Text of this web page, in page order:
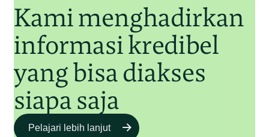
Kami menghadirkan
informasi kredibel
yang bisa diakses
siapa saja
Pelajari lebih lanjut